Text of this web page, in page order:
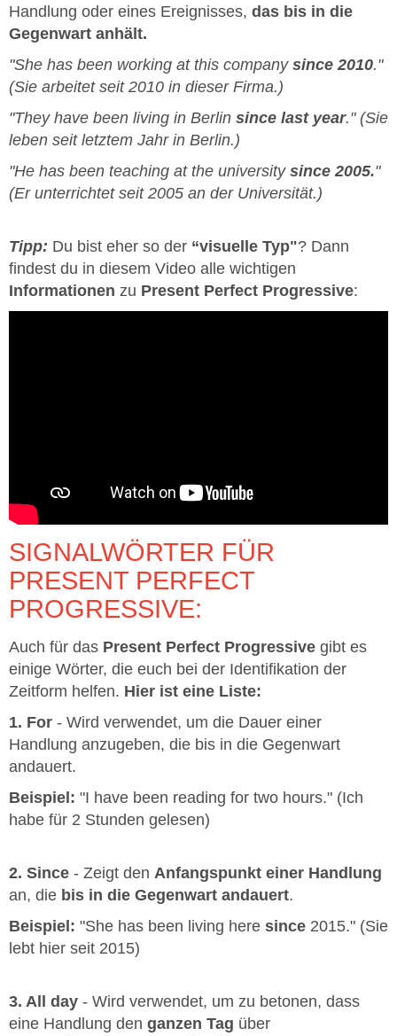
Handlung oder eines Ereignisses, das bis in die
Gegenwart anhält.
"She has been working at this company since 2010."
(Sie arbeitet seit 2010 in dieser Firma.)
"They have been living in Berlin since last year." (Sie
leben seit letztem Jahr in Berlin.)
"He has been teaching at the university since 2005."
(Er unterrichtet seit 2005 an der Universität.)
Tipp: Du bist eher so der “visuelle Typ"? Dann
findest du in diesem Video alle wichtigen
Informationen zu Present Perfect Progressive:
SIGNALWÖRTER FÜR
PRESENT PERFECT
PROGRESSIVE:
Auch für das Present Perfect Progressive gibt es
einige Wörter, die euch bei der Identifikation der
Zeitform helfen. Hier ist eine Liste:
1. For - Wird verwendet, um die Dauer einer
Handlung anzugeben, die bis in die Gegenwart
andauert.
Beispiel: "I have been reading for two hours." (Ich
habe für 2 Stunden gelesen)
2. Since - Zeigt den Anfangspunkt einer Handlung
an, die bis in die Gegenwart andauert.
Beispiel: "She has been living here since 2015." (Sie
lebt hier seit 2015)
3. All day - Wird verwendet, um zu betonen, dass
eine Handlung den ganzen Tag über